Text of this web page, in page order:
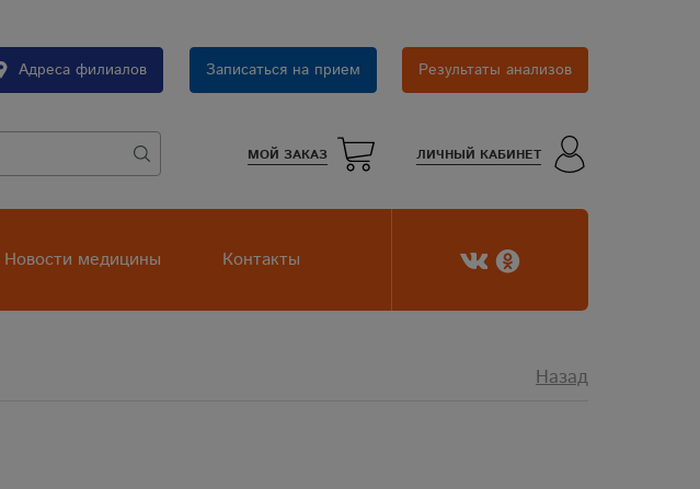
Адреса филиалов Записаться на прием Результаты анализов
МОЙ ЗАКАЗ ЛИЧНЫЙ КАБИНЕТ
Новости медицины Контакты
Назад